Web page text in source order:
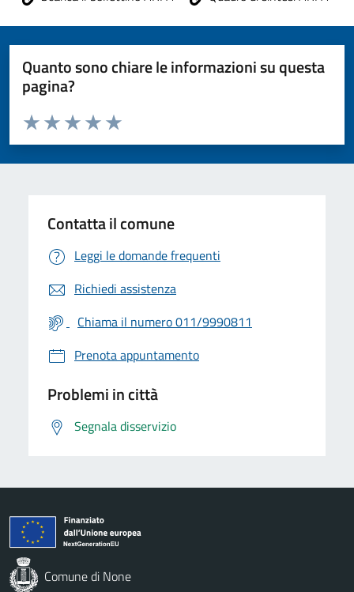
Quanto sono chiare le informazioni su questa
pagina?
Valuta da 1 a 5 stelle la pagina
Valuta 5 stelle su 5
Valuta 4 stelle su 5
Valuta 3 stelle su 5
Valuta 2 stelle su 5
Valuta 1 stelle su 5
Contatta il comune
Leggi le domande frequenti
Richiedi assistenza
Chiama il numero 011/9990811
Prenota appuntamento
Problemi in città
Segnala disservizio
Comune di None